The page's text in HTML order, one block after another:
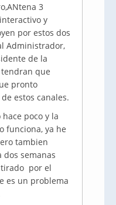
3
y
por estos dos
Administrador,
de la
que
pronto
estos canales.
poco y la
funciona, ya he
tambien
dos semanas
tirado por el
es un problema